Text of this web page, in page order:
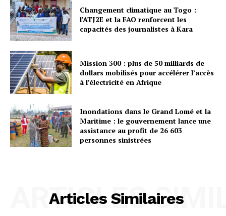
Changement climatique au Togo :
l’ATJ2E et la FAO renforcent les
capacités des journalistes à Kara
Mission 300 : plus de 50 milliards de
dollars mobilisés pour accélérer l’accès
à l’électricité en Afrique
Inondations dans le Grand Lomé et la
Maritime : le gouvernement lance une
assistance au profit de 26 603
personnes sinistrées
Articles Similaires
ARTICLES